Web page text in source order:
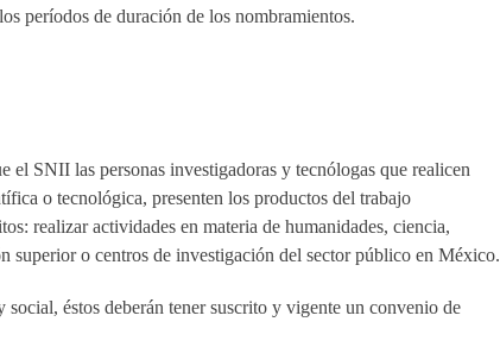
períodos de duración de los nombramientos.
el SNII las personas investigadoras y tecnólogas que realicen
o tecnológica, presenten los productos del trabajo
realizar actividades en materia de humanidades, ciencia,
o centros de investigación del sector público en México.
éstos deberán tener suscrito y vigente un convenio de